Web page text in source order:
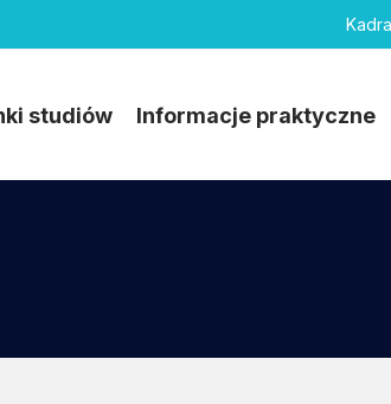
studiów Informacje praktyczne